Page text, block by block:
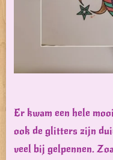
Er kwam een hele
ook de glitters zijn
veel bij gelpennen.